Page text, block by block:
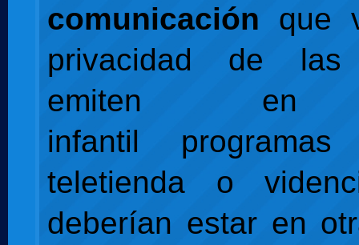
comunicación que
privacidad de las
emiten en
infantil
teletienda o
deberían estar en